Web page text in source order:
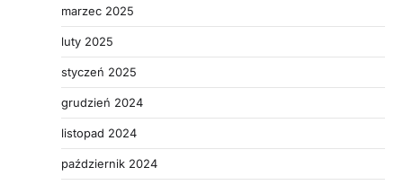
marzec 2025
luty 2025
styczeń 2025
grudzień 2024
listopad 2024
październik 2024